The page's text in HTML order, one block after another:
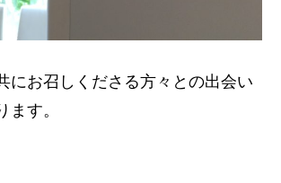
にお召し くださる方々との出会い
ます。